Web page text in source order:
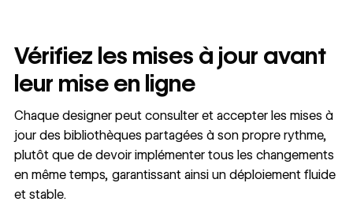
Vérifiez les mises à jour avant
leur mise en ligne
Chaque designer peut consulter et accepter les mises à
jour des bibliothèques partagées à son propre rythme,
plutôt que de devoir implémenter tous les changements
en même temps, garantissant ainsi un déploiement fluide
et stable.